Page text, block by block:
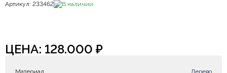
Артикул: 233462 В наличии
ЦЕНА: 128.000 ₽
Материал
Дерево